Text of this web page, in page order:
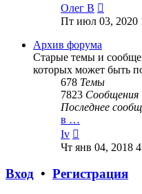
Олег В
к
Пт июл 03, 2020
Архив форума
Старые темы и
которых может быть
678 Темы
7823 Сообщения
Последнее
в …
Iv
к
последнему
Чт янв 04, 2018
Вход • Регистрация